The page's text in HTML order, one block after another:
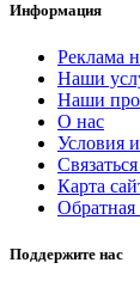
Информация
Реклама
Наши
Наши
О нас
Условия
Карта
Обратная
Поддержите нас